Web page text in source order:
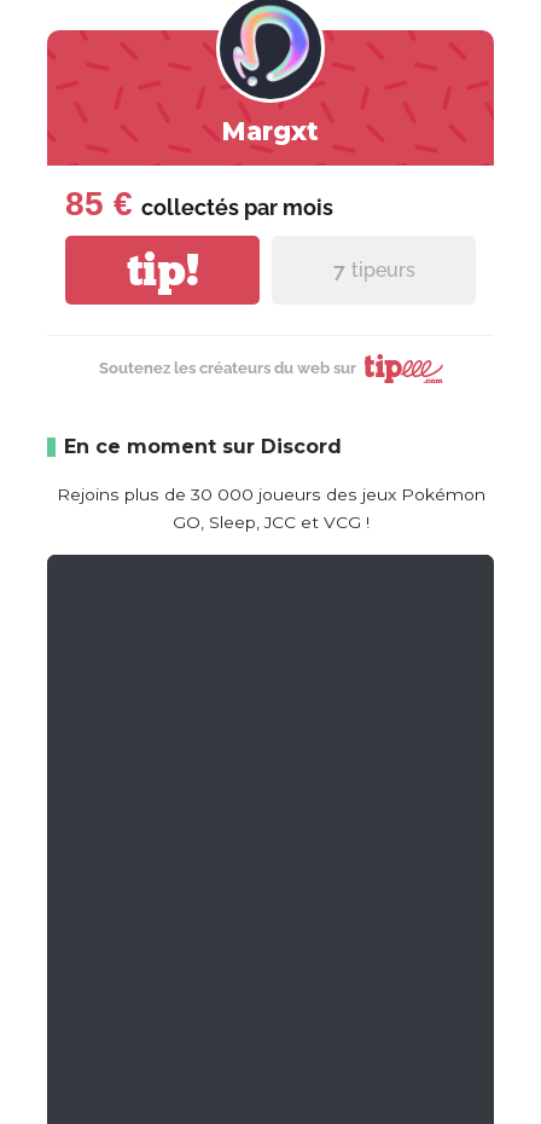
Margxt
85 € collectés par mois
tip! 7 tipeurs
Soutenez les créateurs du web sur
En ce moment sur Discord
Rejoins plus de 30 000 joueurs des jeux Pokémon
GO, Sleep, JCC et VCG !